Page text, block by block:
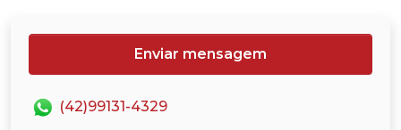
Enviar mensagem
(42)99131-4329